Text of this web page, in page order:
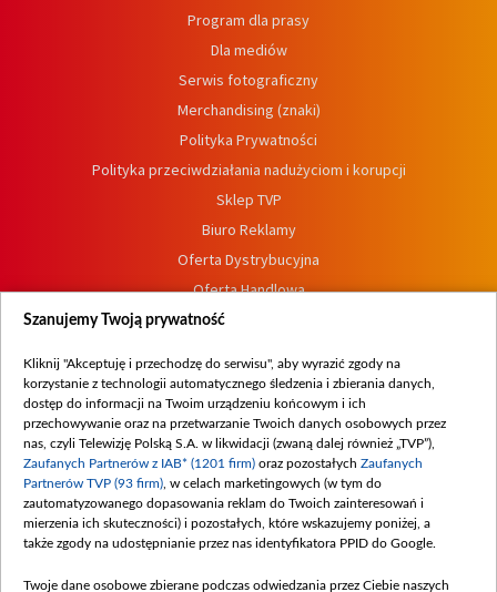
Program dla prasy
Dla mediów
Serwis fotograficzny
Merchandising (znaki)
Polityka Prywatności
Polityka przeciwdziałania nadużyciom i korupcji
Sklep TVP
Biuro Reklamy
Oferta Dystrybucyjna
Oferta Handlowa
Dostępność
Procedura zgłoszeń wewnętrznych
Szanujemy Twoją prywatność
Kliknij "Akceptuję i przechodzę do serwisu", aby wyrazić zgody na
korzystanie z technologii automatycznego śledzenia i zbierania danych,
dostęp do informacji na Twoim urządzeniu końcowym i ich
przechowywanie oraz na przetwarzanie Twoich danych osobowych przez
nas, czyli Telewizję Polską S.A. w likwidacji (zwaną dalej również „TVP”),
Zaufanych Partnerów z IAB* (1201 firm) oraz pozostałych Zaufanych
Partnerów TVP (93 firm) , w celach marketingowych (w tym do
zautomatyzowanego dopasowania reklam do Twoich zainteresowań i
mierzenia ich skuteczności) i pozostałych, które wskazujemy poniżej, a
także zgody na udostępnianie przez nas identyfikatora PPID do Google.
Twoje dane osobowe zbierane podczas odwiedzania przez Ciebie naszych